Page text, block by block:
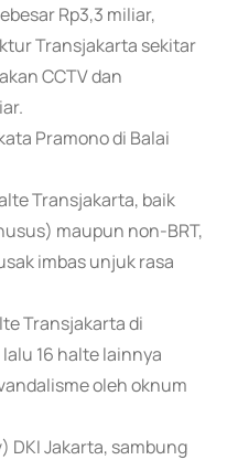
Rp3,3 miliar,
Transjakarta sekitar
CCTV dan
Pramono di Balai
Transjakarta, baik
maupun non-BRT,
imbas unjuk rasa
Transjakarta di
16 halte lainnya
oleh oknum
DKI Jakarta, sambung